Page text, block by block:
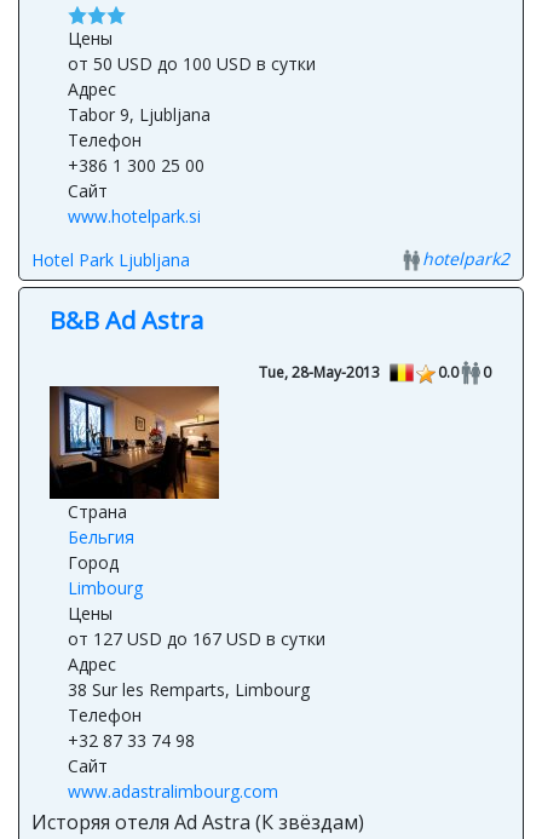
Цены
от 50 USD до 100 USD в сутки
Адрес
Tabor 9, Ljubljana
Телефон
+386 1 300 25 00
Сайт
www.hotelpark.si
Hotel Park Ljubljana
hotelpark2
B&B Ad Astra
Tue, 28-May-2013 0.0 0
Страна
Бельгия
Город
Limbourg
Цены
от 127 USD до 167 USD в сутки
Адрес
38 Sur les Remparts, Limbourg
Телефон
+32 87 33 74 98
Сайт
www.adastralimbourg.com
Исторяя отеля Ad Astra (К звёздам)